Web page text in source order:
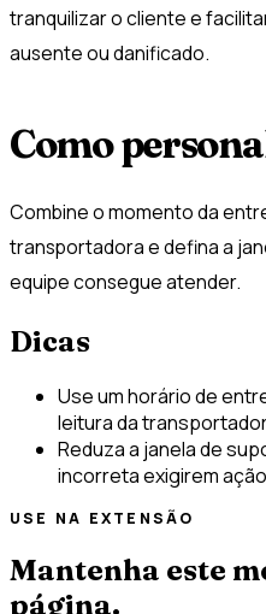
tranquilizar o cliente e
ausente ou danificado.
Como
Combine o momento da
transportadora e defina a
equipe consegue atender.
Dicas
Use um horário de
leitura da
Reduza a janela de
incorreta exigirem
USE NA EXTENSÃO
Mantenha este
página.